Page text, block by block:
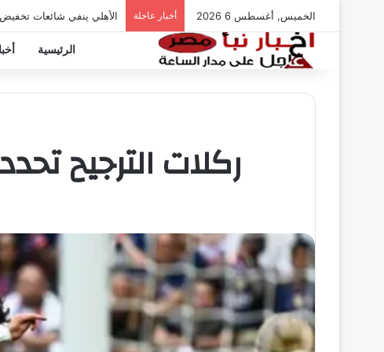
الخميس, أغسطس 6 2026 أخبار عاجلة الأهلي ينفي شائعات تخفيض
الرئيسية
ركلات الترجيح